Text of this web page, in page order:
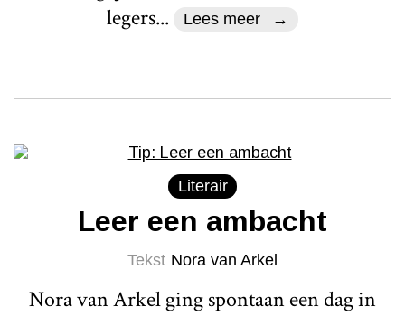
legers...
Lees meer
Literair
Leer een ambacht
Tekst Nora van Arkel
Nora van Arkel ging spontaan een dag in